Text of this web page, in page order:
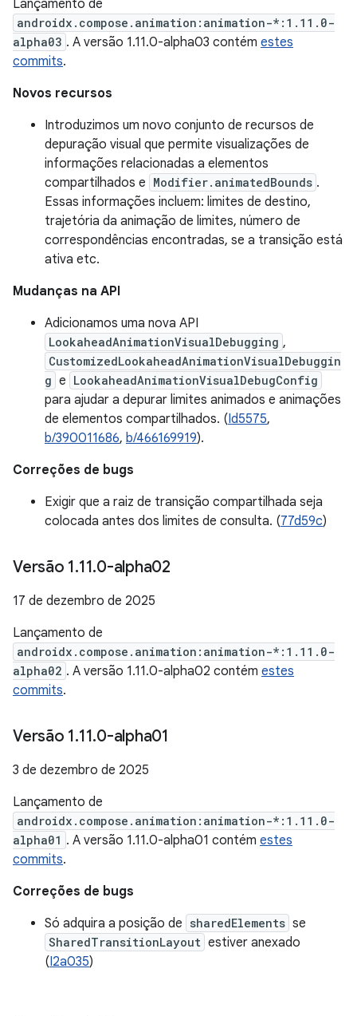
Lançamento de
androidx.compose.animation:animation-*:1.11.0-
alpha03 . A versão 1.11.0-alpha03 contém estes
commits.
Novos recursos
Introduzimos um novo conjunto de recursos de
depuração visual que permite visualizações de
informações relacionadas a elementos
compartilhados e Modifier.animatedBounds .
Essas informações incluem: limites de destino,
trajetória da animação de limites, número de
correspondências encontradas, se a transição está
ativa etc.
Mudanças na API
Adicionamos uma nova API
LookaheadAnimationVisualDebugging ,
CustomizedLookaheadAnimationVisualDebuggin
g e LookaheadAnimationVisualDebugConfig
para ajudar a depurar limites animados e animações
de elementos compartilhados. (Id5575,
b/390011686, b/466169919).
Correções de bugs
Exigir que a raiz de transição compartilhada seja
colocada antes dos limites de consulta. (77d59c)
Versão 1.11.0-alpha02
17 de dezembro de 2025
Lançamento de
androidx.compose.animation:animation-*:1.11.0-
alpha02 . A versão 1.11.0-alpha02 contém estes
commits.
Versão 1.11.0-alpha01
3 de dezembro de 2025
Lançamento de
androidx.compose.animation:animation-*:1.11.0-
alpha01 . A versão 1.11.0-alpha01 contém estes
commits.
Correções de bugs
Só adquira a posição de sharedElements se
SharedTransitionLayout estiver anexado
(I2a035)